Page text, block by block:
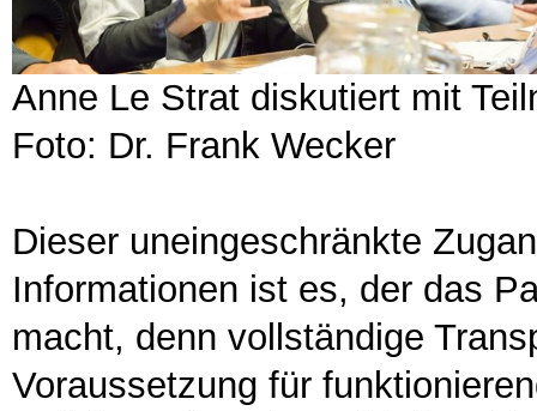
Anne Le Strat diskutiert mit
Foto: Dr. Frank Wecker
Dieser uneingeschränkte
Informationen ist es, der das
macht, denn vollständige
Voraussetzung für